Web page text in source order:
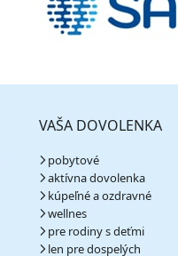
VAŠA DOVOLENKA
pobytové
aktívna dovolenka
kúpeľné a ozdravné
wellnes
pre rodiny s deťmi
len pre dospelých